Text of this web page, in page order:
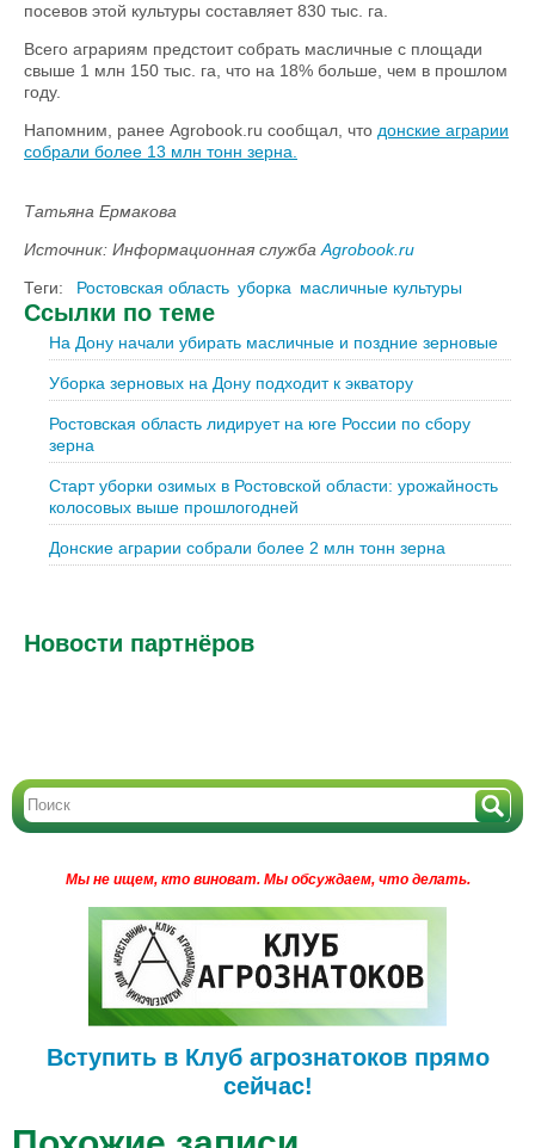
посевов этой культуры составляет 830 тыс. га.
Всего аграриям предстоит собрать масличные с площади
свыше 1 млн 150 тыс. га, что на 18% больше, чем в прошлом
году.
Напомним, ранее Agrobook.ru сообщал, что донские аграрии
собрали более 13 млн тонн зерна.
Татьяна Ермакова
Источник: Информационная служба Agrobook.ru
Теги:
Ростовская область уборка масличные культуры
Ссылки по теме
На Дону начали убирать масличные и поздние зерновые
Уборка зерновых на Дону подходит к экватору
Ростовская область лидирует на юге России по сбору
зерна
Старт уборки озимых в Ростовской области: урожайность
колосовых выше прошлогодней
Донские аграрии собрали более 2 млн тонн зерна
Новости партнёров
Мы не ищем, кто виноват. Мы обсуждаем, что делать.
Вступить в Клуб агрознатоков прямо
сейчас!